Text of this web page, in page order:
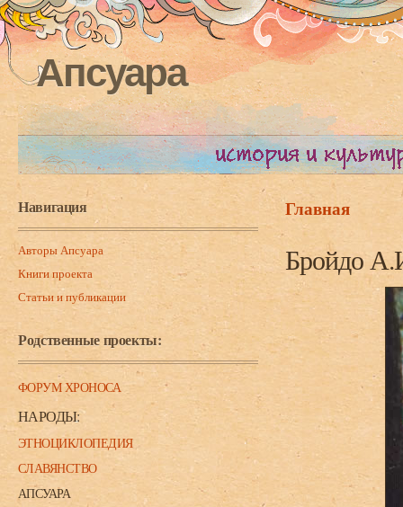
Апсуара
Навигация
Авторы Апсуара
Книги проекта
Статьи и публикации
Родственные проекты:
ФОРУМ ХРОНОСА
НАРОДЫ:
ЭТНОЦИКЛОПЕДИЯ
СЛАВЯНСТВО
АПСУАРА
Вы здесь
Главная
Бройдо